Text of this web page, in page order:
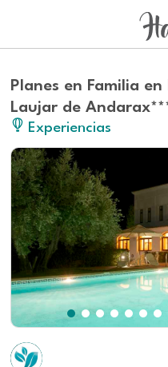
Planes en Familia
Laujar de
Experiencias